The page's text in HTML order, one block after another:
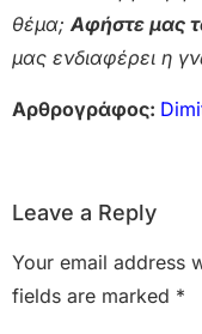
θέμα;Αφήστε μας
μας ενδιαφέρει η
Αρθρογράφος:
Leave a Reply
Your email address
fields are marked *